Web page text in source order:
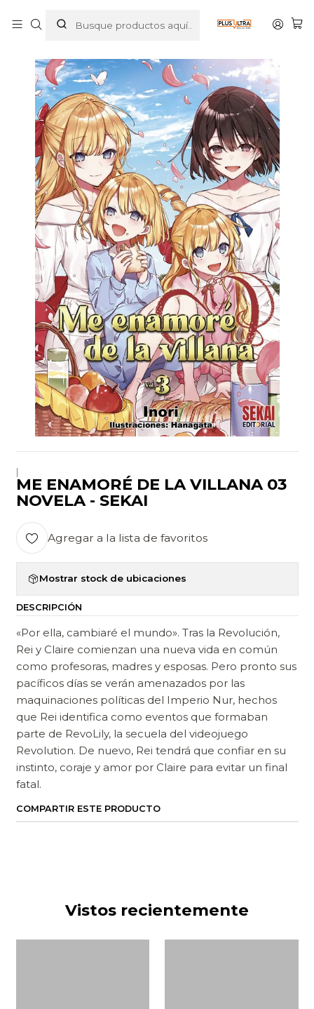
ME ENAMORÉ DE LA VILLANA 03 NOVELA - SEKAI
|
ME ENAMORÉ DE LA VILLANA 03
NOVELA - SEKAI
Agregar a la lista de favoritos
Mostrar stock de ubicaciones
DESCRIPCIÓN
«Por ella, cambiaré el mundo». Tras la Revolución,
Rei y Claire comienzan una nueva vida en común
como profesoras, madres y esposas. Pero pronto sus
pacíficos días se verán amenazados por las
maquinaciones políticas del Imperio Nur, hechos
que Rei identifica como eventos que formaban
parte de RevoLily, la secuela del videojuego
Revolution. De nuevo, Rei tendrá que confiar en su
instinto, coraje y amor por Claire para evitar un final
fatal.
COMPARTIR ESTE PRODUCTO
Vistos recientemente